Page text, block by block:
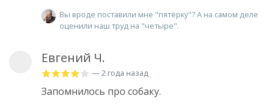
Вы вроде поставили мне "пятёрку"? А на самом деле
оценили наш труд на "четыре".
Евгений Ч.
— 2 года назад
Запомнилось про собаку.